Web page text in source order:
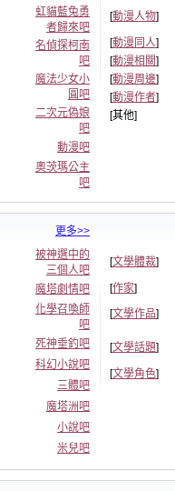
虹貓藍兔勇
者歸來吧
名偵探柯南
吧
魔法少女小
圓吧
二次元偽娘
吧
動漫吧
奧茨瑪公主
吧
[動漫人物]
[動漫同人]
[動漫相關]
[動漫周邊]
[動漫作者]
[其他]
更多>>
被神選中的
三個人吧
魔塔劇情吧
化學召喚師
吧
死神垂釣吧
科幻小說吧
三體吧
魔塔洲吧
小說吧
米兒吧
[文學體裁]
[作家]
[文學作品]
[文學話題]
[文學角色]